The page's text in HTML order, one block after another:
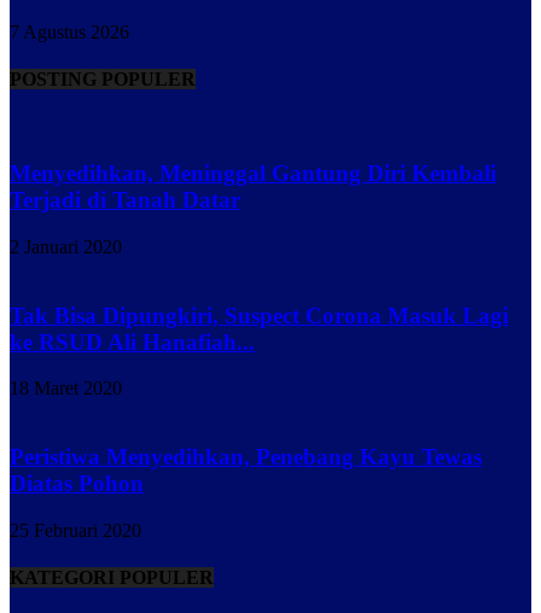
7 Agustus 2026
POSTING POPULER
Menyedihkan, Meninggal Gantung Diri Kembali
Terjadi di Tanah Datar
2 Januari 2020
Tak Bisa Dipungkiri, Suspect Corona Masuk Lagi
ke RSUD Ali Hanafiah...
18 Maret 2020
Peristiwa Menyedihkan, Penebang Kayu Tewas
Diatas Pohon
25 Februari 2020
KATEGORI POPULER